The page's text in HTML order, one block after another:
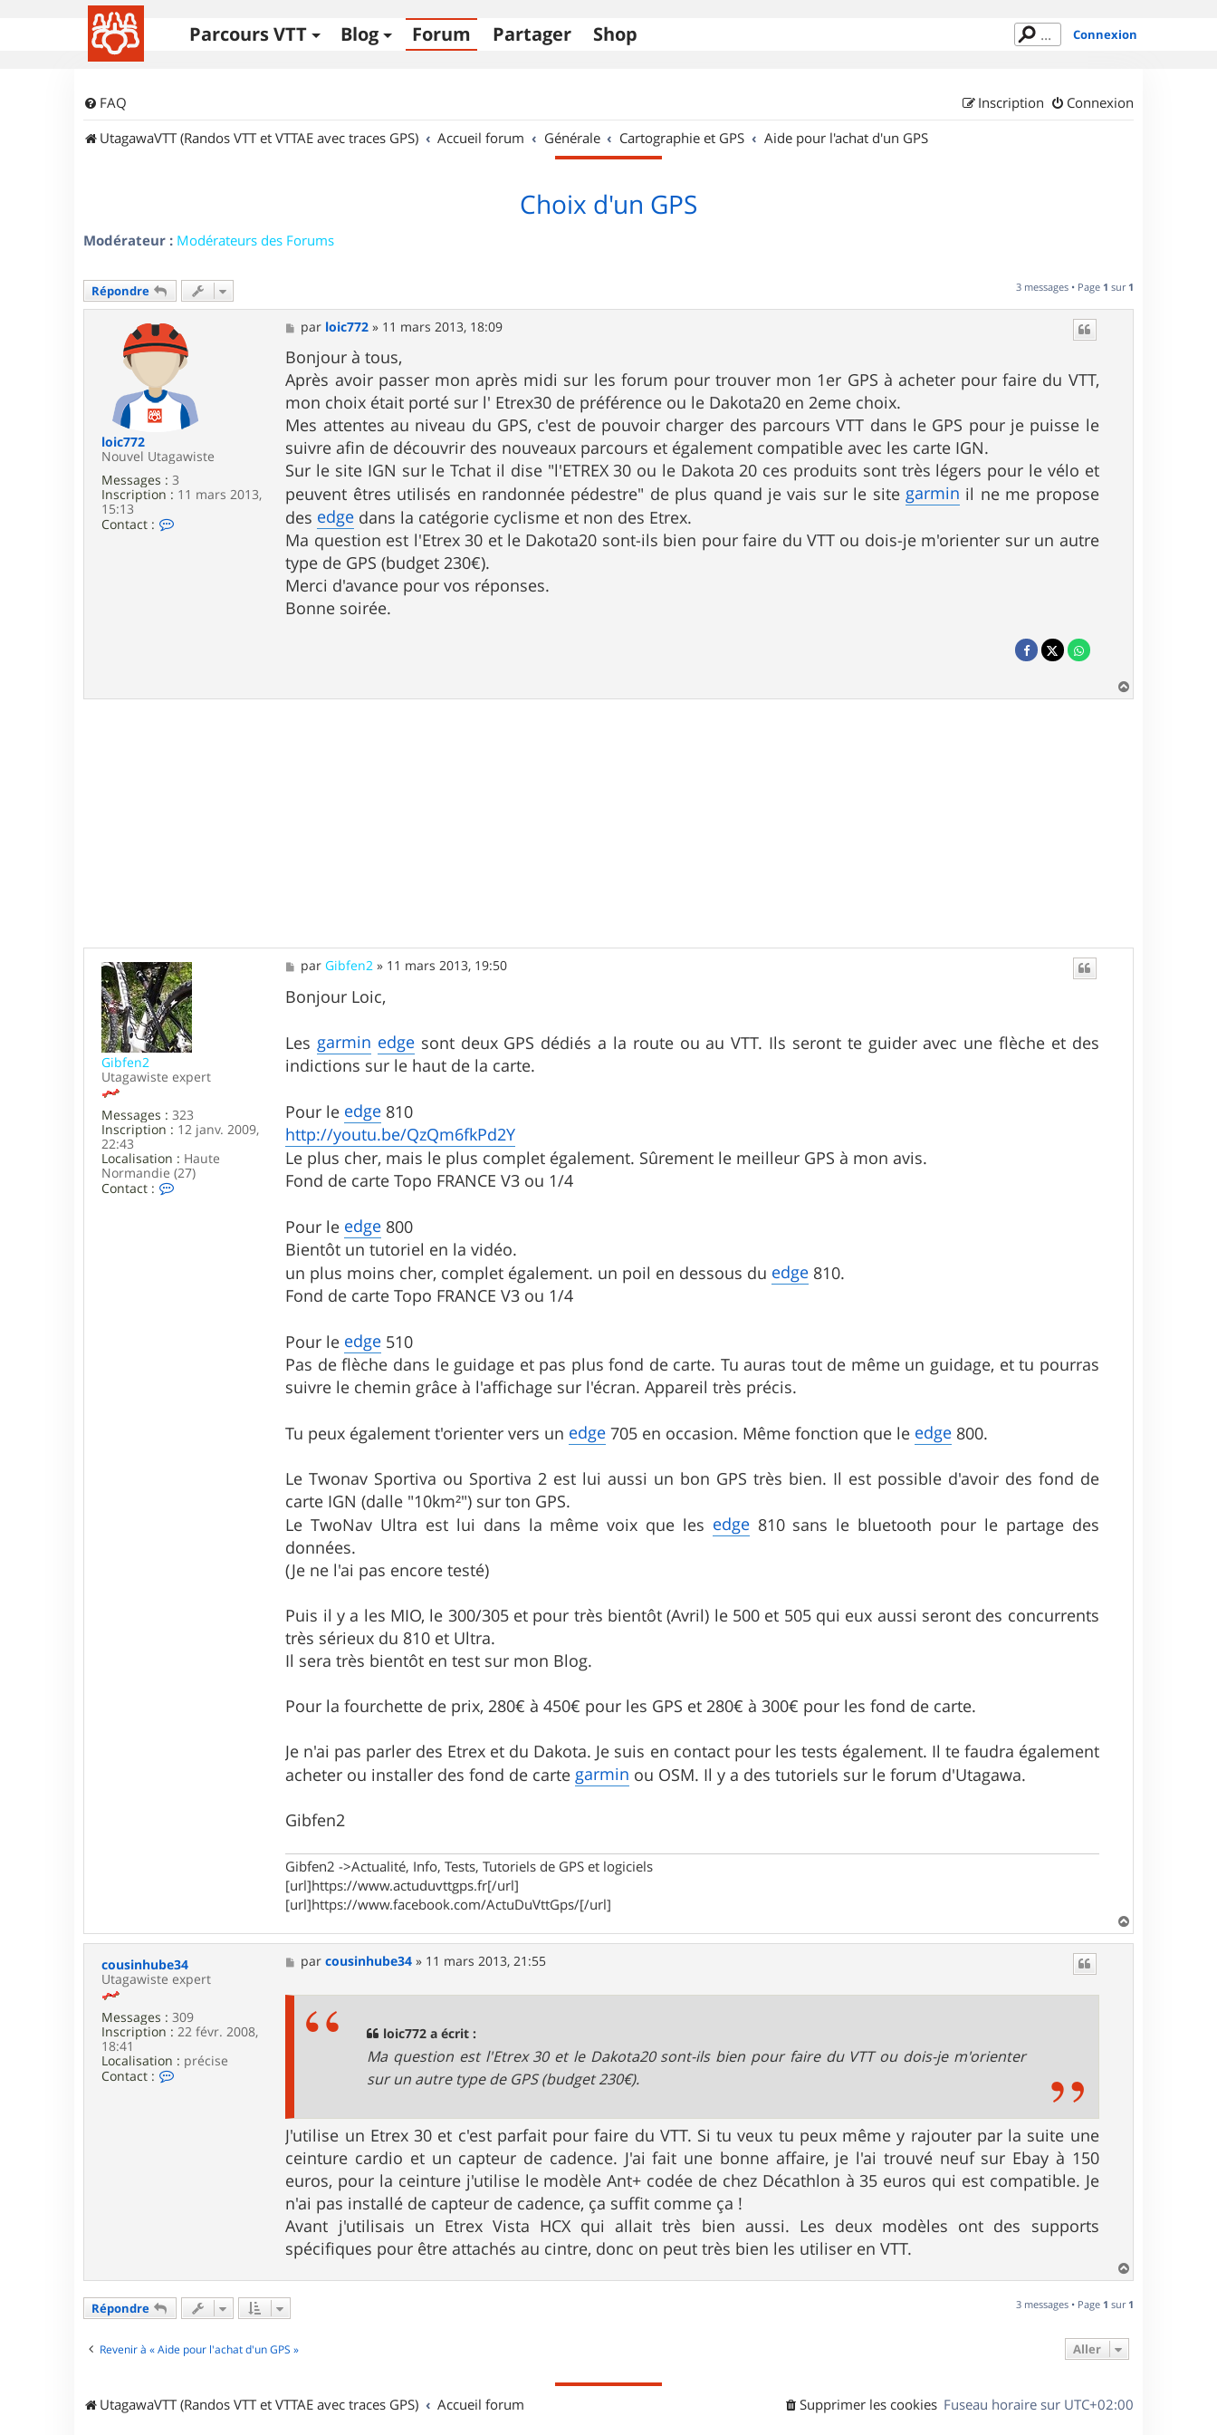
Parcours VTT Blog Forum Partager Shop Connexion
FAQ Connexion
Inscription
UtagawaVTT (Randos VTT et VTTAE avec traces GPS)
Accueil forum Générale Cartographie et GPS Aide pour l'achat d'un GPS
Choix d'un GPS
Modérateur : Modérateurs des Forums
Répondre 3 messages • Page 1 sur 1
loic772
Nouvel Utagawiste
Messages : 3
Inscription : 11 mars 2013,
15:13
Contact :
c
M
e
s
s
a
g
e
par loic772 » 11 mars 2013, 18:09
Bonjour à tous,
Après avoir passer mon après midi sur les forum pour trouver mon 1er GPS à acheter pour faire du VTT,
mon choix était porté sur l' Etrex30 de préférence ou le Dakota20 en 2eme choix.
Mes attentes au niveau du GPS, c'est de pouvoir charger des parcours VTT dans le GPS pour je puisse le
suivre afin de découvrir des nouveaux parcours et également compatible avec les carte IGN.
Sur le site IGN sur le Tchat il dise "l'ETREX 30 ou le Dakota 20 ces produits sont très légers pour le vélo et
peuvent êtres utilisés en randonnée pédestre" de plus quand je vais sur le sitegarmin il ne me propose
des edge dans la catégorie cyclisme et non des Etrex.
Ma question est l'Etrex 30 et le Dakota20 sont-ils bien pour faire du VTT ou dois-je m'orienter sur un autre
type de GPS (budget 230€).
Merci d'avance pour vos réponses.
Bonne soirée.
a
Gibfen2
Utagawiste expert
Messages : 323
Inscription : 12 janv. 2009,
22:43
Localisation : Haute
Normandie (27)
Contact :
M
e
s
s
g
e
parGibfen2 » 11 mars 2013, 19:50
Bonjour Loic,
Les garmin edge sont deux GPS dédiés a la route ou au VTT. Ils seront te guider avec une flèche et des
indictions sur le haut de la carte.
Pour le edge 810
http://youtu.be/QzQm6fkPd2Y
Le plus cher, mais le plus complet également. Sûrement le meilleur GPS à mon avis.
Fond de carte Topo FRANCE V3 ou 1/4
Pour le edge 800
Bientôt un tutoriel en la vidéo.
un plus moins cher, complet également. un poil en dessous du edge 810.
Fond de carte Topo FRANCE V3 ou 1/4
Pour le edge 510
Pas de flèche dans le guidage et pas plus fond de carte. Tu auras tout de même un guidage, et tu pourras
suivre le chemin grâce à l'affichage sur l'écran. Appareil très précis.
Tu peux également t'orienter vers un edge 705 en occasion. Même fonction que le edge 800.
Le Twonav Sportiva ou Sportiva 2 est lui aussi un bon GPS très bien. Il est possible d'avoir des fond de
carte IGN (dalle "10km²") sur ton GPS.
Le TwoNav Ultra est lui dans la même voix que les edge810 sans le bluetooth pour le partage des
données.
(Je ne l'ai pas encore testé)
Puis il y a les MIO, le 300/305 et pour très bientôt (Avril) le 500 et 505 qui eux aussi seront des concurrents
très sérieux du 810 et Ultra.
Il sera très bientôt en test sur mon Blog.
Pour la fourchette de prix, 280€ à 450€ pour les GPS et 280€ à 300€ pour les fond de carte.
Je n'ai pas parler des Etrex et du Dakota. Je suis en contact pour les tests également. Il te faudra également
acheter ou installer des fond de carte garmin ou OSM. Il y a des tutoriels sur le forum d'Utagawa.
Gibfen2
Gibfen2 ->Actualité, Info, Tests, Tutoriels de GPS et logiciels
[url]https://www.actuduvttgps.fr[/url]
[url]https://www.facebook.com/ActuDuVttGps/[/url]
a
cousinhube34
Utagawiste expert
Messages : 309
Inscription : 22 févr. 2008,
18:41
Localisation : précise
Contact :
n
b
3
M
e
parcousinhube34 » 11 mars 2013, 21:55
loic772 a écrit :
Ma question est l'Etrex 30 et le Dakota20 sont-ils bien pour faire du VTT ou dois-je m'orienter
sur un autre type de GPS (budget 230€).
J'utilise un Etrex 30 et c'est parfait pour faire du VTT. Si tu veux tu peux même y rajouter par la suite une
ceinture cardio et un capteur de cadence. J'ai fait une bonne affaire, je l'ai trouvé neuf sur Ebay à 150
euros, pour la ceinture j'utilise le modèle Ant+ codée de chez Décathlon à 35 euros qui est compatible. Je
n'ai pas installé de capteur de cadence, ça suffit comme ça !
Avant j'utilisais un Etrex Vista HCX qui allait très bien aussi. Les deux modèles ont des supports
spécifiques pour être attachés au cintre, donc on peut très bien les utiliser en VTT.
a
t
Répondre 3 messages • Page 1 sur 1
Revenir à « Aide pour l'achat d'un GPS » Aller
UtagawaVTT (Randos VTT et VTTAE avec traces GPS) Accueil forum Fuseau horaire sur UTC+02:00
Supprimer les cookies